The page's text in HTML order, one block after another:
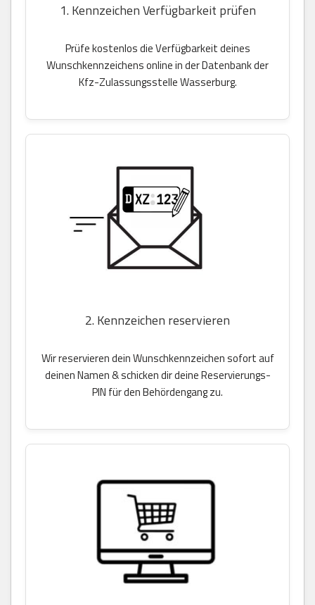
1. Kennzeichen Verfügbarkeit prüfen
Prüfe kostenlos die Verfügbarkeit deines
Wunschkennzeichens online in der Datenbank der
Kfz-Zulassungsstelle Wasserburg.
2. Kennzeichen reservieren
Wir reservieren dein Wunschkennzeichen sofort auf
deinen Namen & schicken dir deine Reservierungs-
PIN für den Behördengang zu.